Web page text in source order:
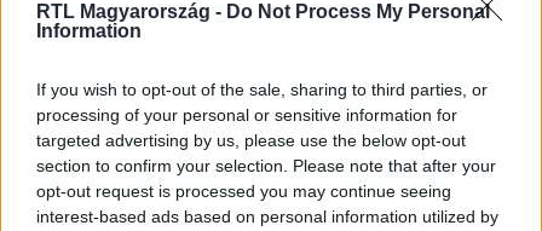
RTL Magyarország - Do Not Process My Personal
Information
If you wish to opt-out of the sale, sharing to third parties, or
processing of your personal or sensitive information for
targeted advertising by us, please use the below opt-out
section to confirm your selection. Please note that after your
opt-out request is processed you may continue seeing
interest-based ads based on personal information utilized by
Kövess minket, és értesülj a friss hírekről a
Facebookon is!